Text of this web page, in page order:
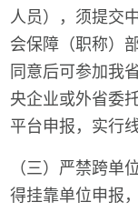
人员），须提交
会保障（职称）
同意后可参加我
央企业或外省委
平台申报，实行
（三）严禁跨单
得挂靠单位申报